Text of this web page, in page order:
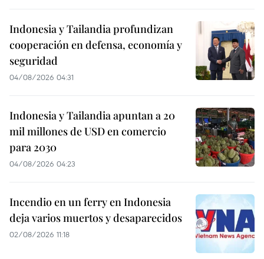
Indonesia y Tailandia profundizan
cooperación en defensa, economía y
seguridad
04/08/2026 04:31
Indonesia y Tailandia apuntan a 20
mil millones de USD en comercio
para 2030
04/08/2026 04:23
Incendio en un ferry en Indonesia
deja varios muertos y desaparecidos
02/08/2026 11:18